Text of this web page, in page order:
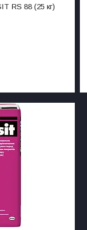
RS 88 (25 кг)